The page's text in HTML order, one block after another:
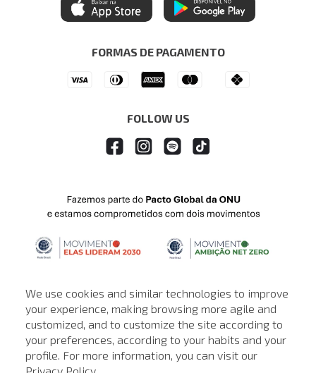
We use cookies and similar technologies to improve
your experience, making browsing more agile and
customized, and to customize the site according to
your preferences, according to your habits and your
profile. For more information, you can visit our
Ética e Sustentabilidade
Regulamentos
Seja um Revendedor
Itau Personnalite
FORMAS DE PAGAMENTO
FOLLOW US
© © Copyright 2000-2026 - Todos os direitos reservados. A Loja de